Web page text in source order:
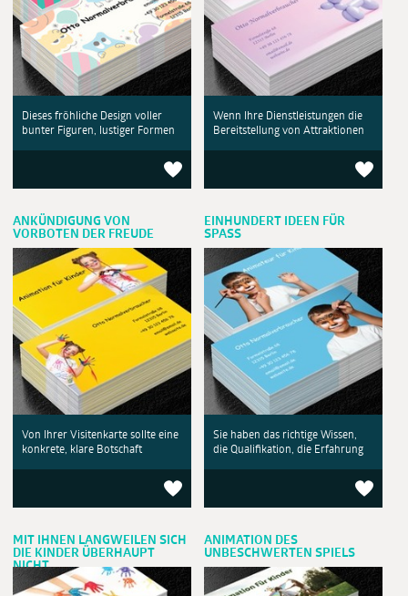
Dieses fröhliche Design voller
bunter Figuren, lustiger Formen
Wenn Ihre Dienstleistungen die
Bereitstellung von Attraktionen
ANKÜNDIGUNG VON
VORBOTEN DER FREUDE
Von Ihrer Visitenkarte sollte eine
konkrete, klare Botschaft
EINHUNDERT IDEEN FÜR
SPASS
Sie haben das richtige Wissen,
die Qualifikation, die Erfahrung
MIT IHNEN LANGWEILEN SICH
DIE KINDER ÜBERHAUPT
NICHT
ANIMATION DES
UNBESCHWERTEN SPIELS